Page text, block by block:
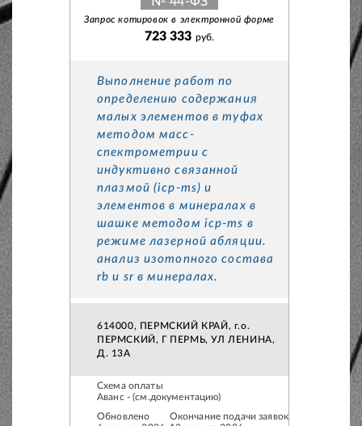
Запрос котировок в электронной форме
723 333 руб.
Выполнение работ по
определению содержания
малых элементов в туфах
методом масс-
спектрометрии с
индуктивно связанной
плазмой (icp-ms) и
элементов в минералах в
шашке методом icp-ms в
режиме лазерной абляции.
анализ изотопного состава
rb и sr в минералах.
614000, ПЕРМСКИЙ КРАЙ, г.о.
ПЕРМСКИЙ, Г ПЕРМЬ, УЛ ЛЕНИНА,
Д. 13А
Схема оплаты
Аванс - (см.документацию)
Обновлено
Окончание подачи заявок